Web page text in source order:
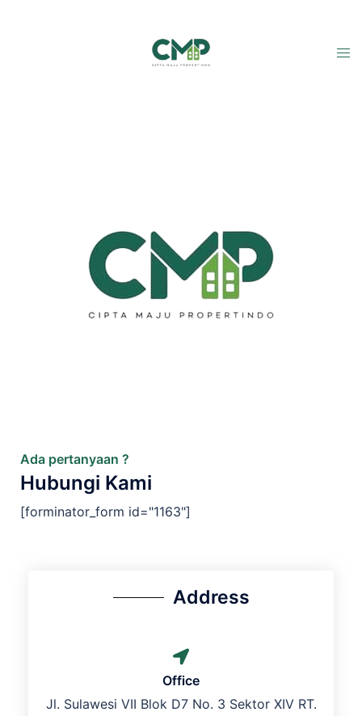
Ada pertanyaan ?
Hubungi Kami
[forminator_form id="1163"]
Address
Office
Jl. Sulawesi VII Blok D7 No. 3 Sektor XIV RT.